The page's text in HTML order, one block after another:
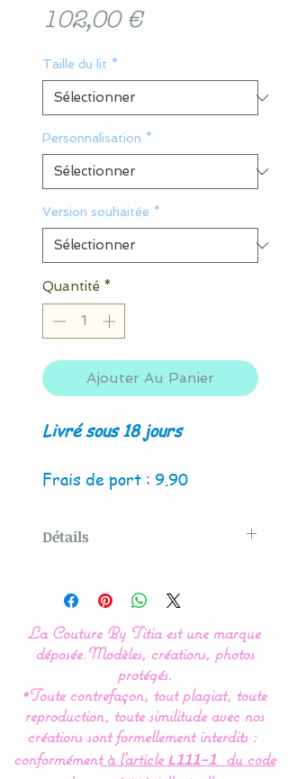
102,00 €Prix
Taille du lit *
Personnalisation *
Version souhaitée *
Quantité *
Ajouter Au Panier
Livré sous 18 jours
Frais de port : 9.90
Détails
Couture By Titia
Ce tour de Lit est composé
de 5 coussins en forme de
nuages pour une déco de
chambre tout en douceur.
Dimensions :
La Couture By Titia est une marque
déposée.Modèles, créations, photos
protégés.
*Toute contrefaçon, tout plagiat, toute
reproduction, toute similitude avec nos
créations sont formellement interdits :
conformémentà l’article L111-1
du code